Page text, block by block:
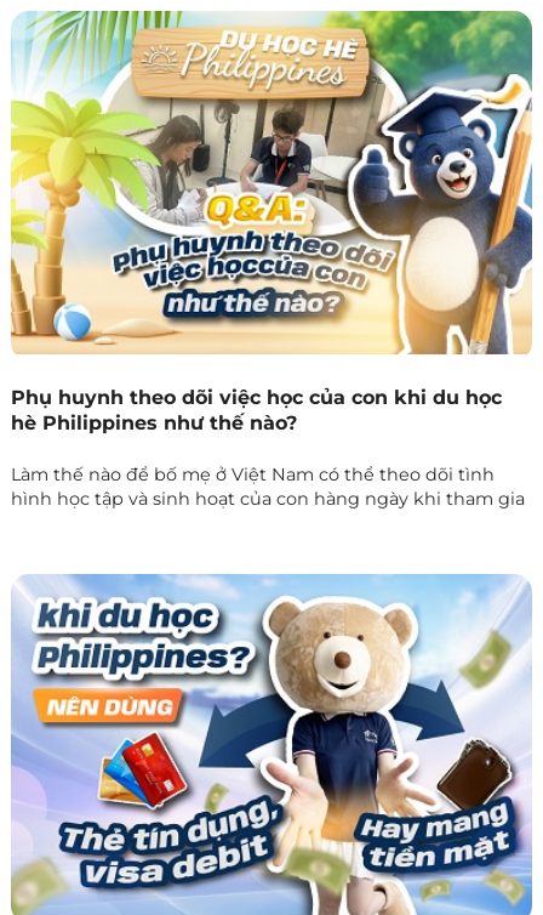
Phụ huynh theo dõi việc học của con khi du học
hè Philippines như thế nào?
Làm thế nào để bố mẹ ở Việt Nam có thể theo dõi tình
hình học tập và sinh hoạt của con hàng ngày khi tham gia